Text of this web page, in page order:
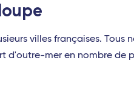
villes françaises. Tous
d'outre-mer en nombre de